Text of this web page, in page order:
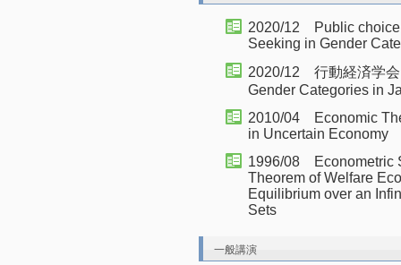
2020/12 Public
Seeking in Gender
2020/12 行動経済学
Gender Categories in
2010/04 Economic
in Uncertain Economy
1996/08 Econometric
Theorem of Welfare
Equilibrium over an
Sets
一般講演